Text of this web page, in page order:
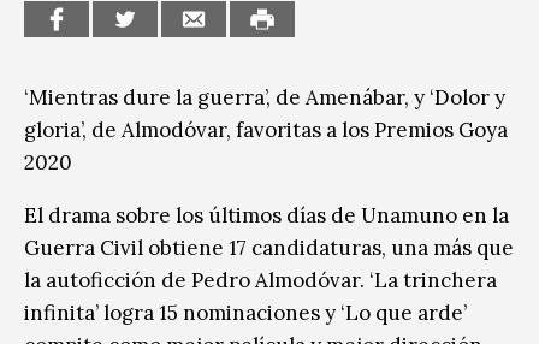
‘Mientras dure la guerra’, de Amenábar, y ‘Dolor y
gloria’, de Almodóvar, favoritas a los Premios Goya
2020
El drama sobre los últimos días de Unamuno en la
Guerra Civil obtiene 17 candidaturas, una más que
la autoficción de Pedro Almodóvar. ‘La trinchera
infinita’ logra 15 nominaciones y ‘Lo que arde’